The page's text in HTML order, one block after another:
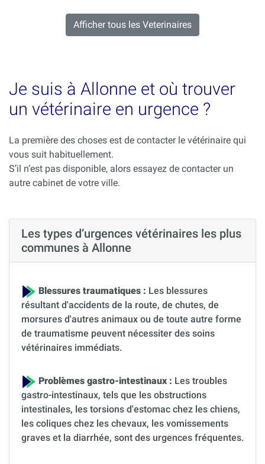
Afficher tous les Veterinaires
Je suis à Allonne et où trouver
un vétérinaire en urgence ?
La première des choses est de contacter le vétérinaire qui
vous suit habituellement.
S’il n’est pas disponible, alors essayez de contacter un
autre cabinet de votre ville.
Les types d’urgences vétérinaires les plus
communes à Allonne
Blessures traumatiques : Les blessures
résultant d'accidents de la route, de chutes, de
morsures d'autres animaux ou de toute autre forme
de traumatisme peuvent nécessiter des soins
vétérinaires immédiats.
Problèmes gastro-intestinaux : Les troubles
gastro-intestinaux, tels que les obstructions
intestinales, les torsions d'estomac chez les chiens,
les coliques chez les chevaux, les vomissements
graves et la diarrhée, sont des urgences fréquentes.